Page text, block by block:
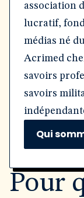
association
lucratif,
médias né
Acrimed
savoirs
savoirs
Qui
Pour